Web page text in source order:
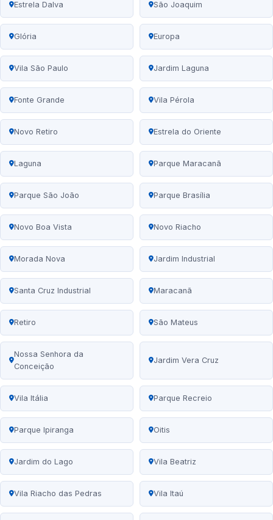
Estrela Dalva São Joaquim
Glória Europa
Vila São Paulo Jardim Laguna
Fonte Grande Vila Pérola
Novo Retiro Estrela do Oriente
Laguna Parque Maracanã
Parque São João Parque Brasília
Novo Boa Vista Novo Riacho
Morada Nova Jardim Industrial
Santa Cruz Industrial Maracanã
Retiro São Mateus
Nossa Senhora da
Conceição
Jardim Vera Cruz
Vila Itália Parque Recreio
Parque Ipiranga Oitis
Jardim do Lago Vila Beatriz
Vila Riacho das Pedras Vila Itaú